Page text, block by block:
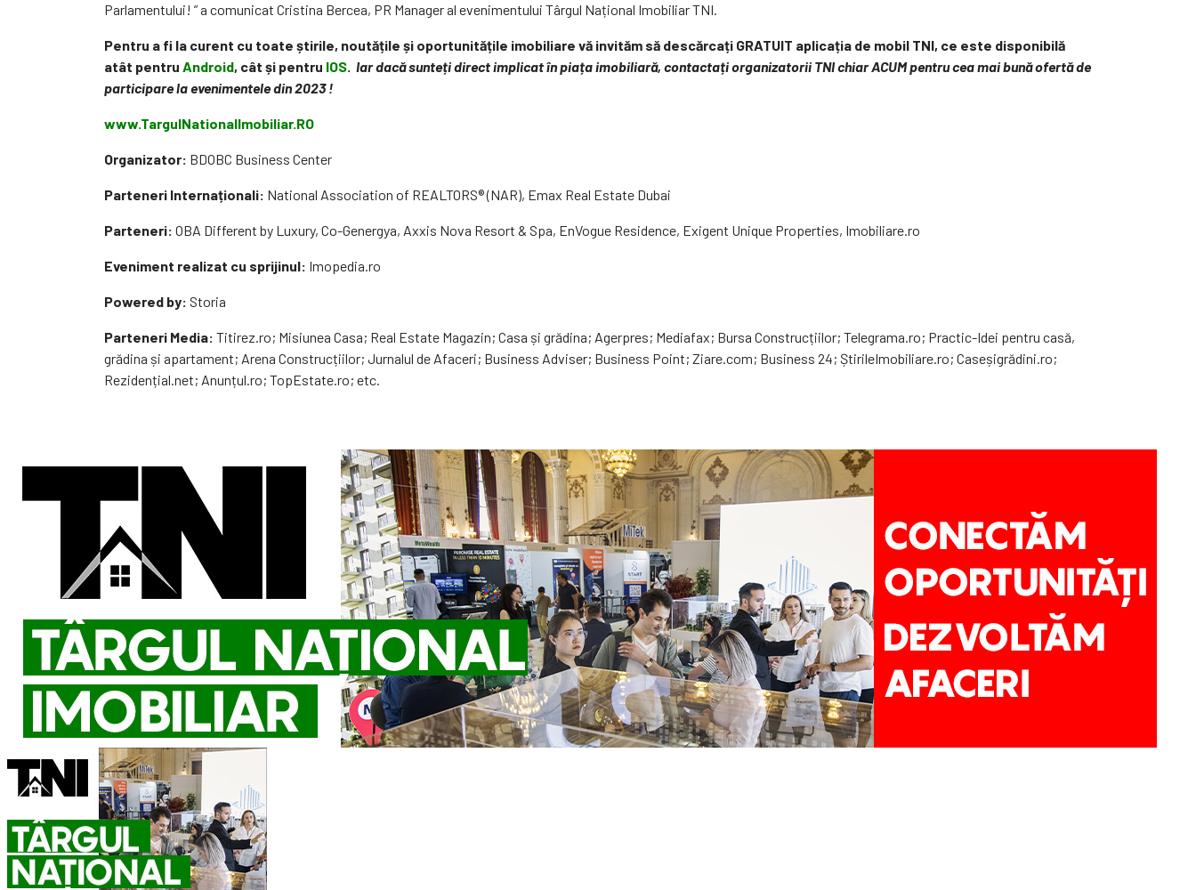
Parlamentului! ” a comunicat Cristina Bercea, PR Manager al evenimentului Târgul Național Imobiliar TNI.
Pentru a fi la curent cu toate știrile, noutățile și oportunitățile imobiliare vă invităm să descărcați GRATUIT aplicația de mobil TNI, ce este disponibilă
atât pentru Android, cât și pentru IOS. Iar dacă sunteți direct implicat în piața imobiliară, contactați organizatorii TNI chiar ACUM pentru cea mai bună ofertă de
participare la evenimentele din 2023 !
www.TargulNationalImobiliar.RO
Organizator: BDOBC Business Center
Parteneri Internaționali: National Association of REALTORS® (NAR), Emax Real Estate Dubai
Parteneri: OBA Different by Luxury, Co-Genergya, Axxis Nova Resort & Spa, EnVogue Residence, Exigent Unique Properties, Imobiliare.ro
Eveniment realizat cu sprijinul: Imopedia.ro
Powered by: Storia
Parteneri Media: Titirez.ro; Misiunea Casa; Real Estate Magazin; Casa și grădina; Agerpres; Mediafax; Bursa Construcțiilor; Telegrama.ro; Practic-Idei pentru casă,
grădina și apartament; Arena Construcțiilor; Jurnalul de Afaceri; Business Adviser; Business Point; Ziare.com; Business 24; ȘtirileImobiliare.ro; Caseșigrădini.ro;
Rezidențial.net; Anunțul.ro; TopEstate.ro; etc.